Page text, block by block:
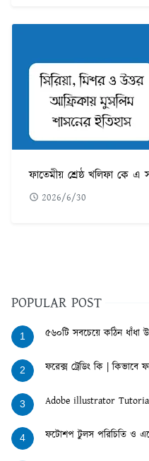
ফাতেমীয় শ্রেষ্ঠ খলিফা কে এ
2026/6/30
POPULAR POST
1 ৫৬০টি সবচেয়ে কঠিন ধাঁধা
2 ফরেক্স ট্রেডিং কি | কিভাবে
3 Adobe illustrator Tutorial
4 ফটোশপ টুলস পরিচিতি ও